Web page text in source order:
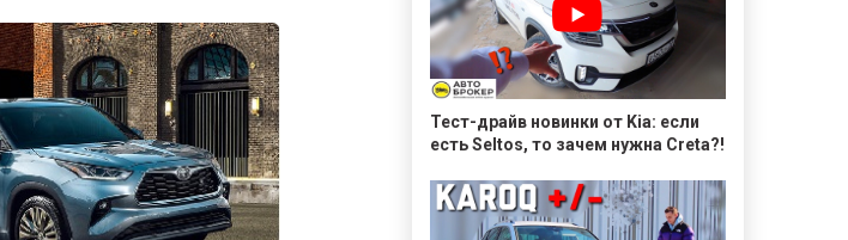
Тест-драйв новинки от Kia: если
есть Seltos, то зачем нужна Creta?!